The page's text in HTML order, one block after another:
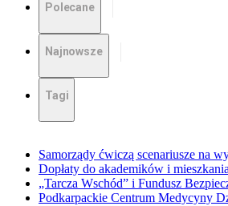
Polecane
Najnowsze
Tagi
Samorządy ćwiczą scenariusze na
Dopłaty do akademików i
„Tarcza Wschód” i Fundusz
Podkarpackie Centrum Medycyny